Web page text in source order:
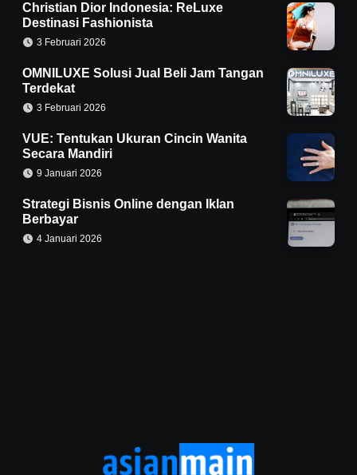
Christian Dior Indonesia: ReLuxe
Destinasi Fashionista
3 Februari 2026
OMNILUXE Solusi Jual Beli Jam Tangan
Terdekat
3 Februari 2026
VUE: Tentukan Ukuran Cincin Wanita
Secara Mandiri
9 Januari 2026
Strategi Bisnis Online dengan Iklan
Berbayar
4 Januari 2026